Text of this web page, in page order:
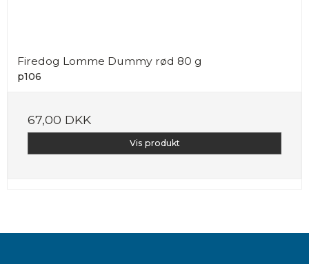
Firedog Lomme Dummy rød 80 g
p106
67,00 DKK
Vis produkt